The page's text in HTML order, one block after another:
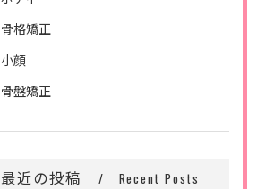
骨格矯正
小顔
骨盤矯正
最近の投稿 Recent Posts